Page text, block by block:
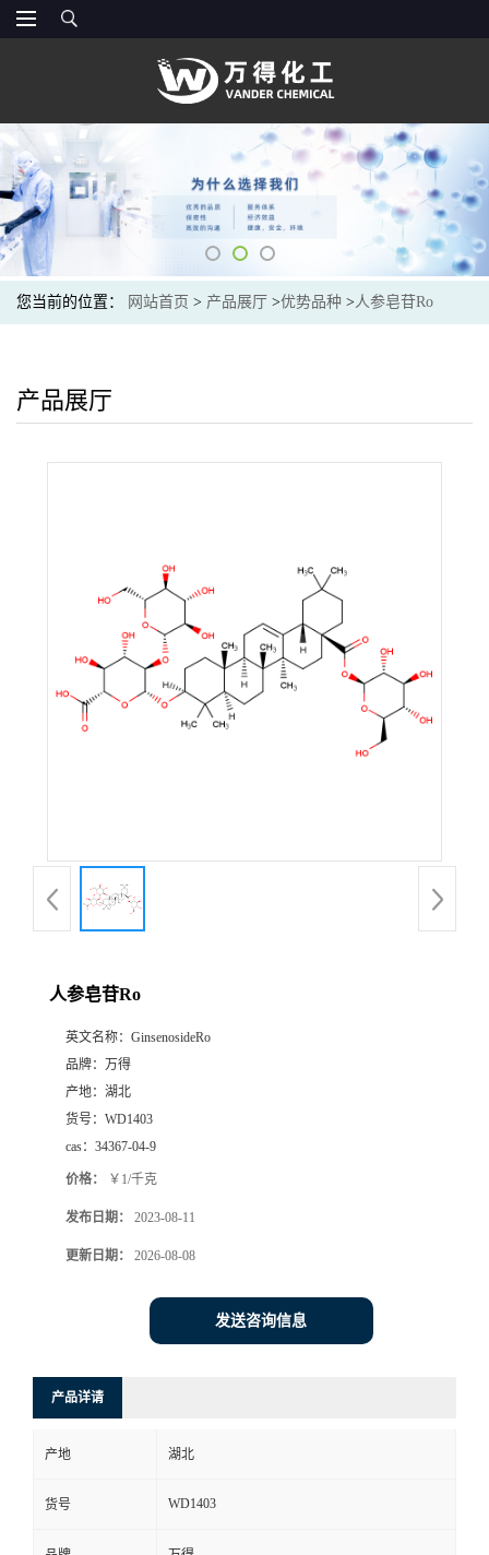
您当前的位置： 网站首页 > 产品展厅 >优势品种 >人参皂苷Ro
产品展厅
人参皂苷Ro
英文名称： GinsenosideRo
品牌： 万得
产地： 湖北
货号： WD1403
cas： 34367-04-9
价格： ￥1/千克
发布日期： 2023-08-11
更新日期： 2026-08-08
发送咨询信息
产品详请
产地 湖北
货号 WD1403